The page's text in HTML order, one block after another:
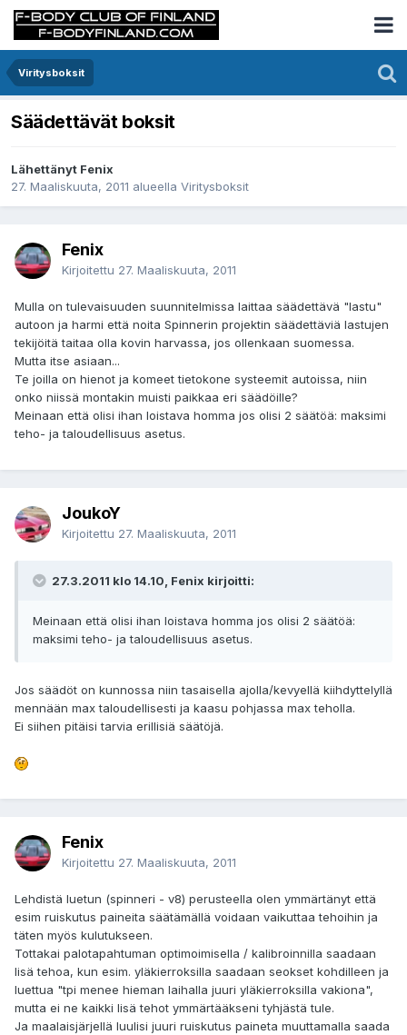
Viritysboksit
Säädettävät boksit
Lähettänyt Fenix
27. Maaliskuuta, 2011 alueella Viritysboksit
Fenix
Kirjoitettu 27. Maaliskuuta, 2011
Mulla on tulevaisuuden suunnitelmissa laittaa säädettävä "lastu"
autoon ja harmi että noita Spinnerin projektin säädettäviä lastujen
tekijöitä taitaa olla kovin harvassa, jos ollenkaan suomessa.
Mutta itse asiaan...
Te joilla on hienot ja komeet tietokone systeemit autoissa, niin
onko niissä montakin muisti paikkaa eri säädöille?
Meinaan että olisi ihan loistava homma jos olisi 2 säätöä: maksimi
teho- ja taloudellisuus asetus.
JoukoY
Kirjoitettu 27. Maaliskuuta, 2011
27.3.2011 klo 14.10, Fenix kirjoitti:
Meinaan että olisi ihan loistava homma jos olisi 2 säätöä:
maksimi teho- ja taloudellisuus asetus.
Jos säädöt on kunnossa niin tasaisella ajolla/kevyellä kiihdyttelyllä
mennään max taloudellisesti ja kaasu pohjassa max teholla.
Ei siihen pitäisi tarvia erillisiä säätöjä.
Fenix
Kirjoitettu 27. Maaliskuuta, 2011
Lehdistä luetun (spinneri - v8) perusteella olen ymmärtänyt että
esim ruiskutus paineita säätämällä voidaan vaikuttaa tehoihin ja
täten myös kulutukseen.
Tottakai palotapahtuman optimoimisella / kalibroinnilla saadaan
lisä tehoa, kun esim. yläkierroksilla saadaan seokset kohdilleen ja
luettua "tpi menee hieman laihalla juuri yläkierroksilla vakiona",
mutta ei ne kaikki lisä tehot ymmärtääkseni tyhjästä tule.
Ja maalaisjärjellä luulisi juuri ruiskutus paineta muuttamalla saada